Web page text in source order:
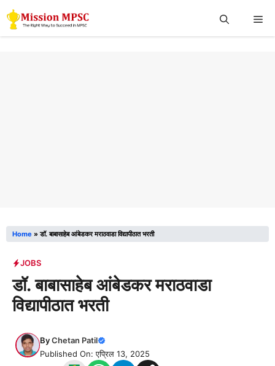
Skip
to
Home »डॉ. बाबासाहेब आंबेडकर मराठवाडा विद्यापीठात भरती
JOBS
डॉ. बाबासाहेब आंबेडकर मराठवाडा
विद्यापीठात भरती
ByChetan Patil
Published On: एप्रिल 13, 2025